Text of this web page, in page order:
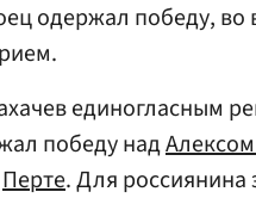
одержал победу,
единогласным
победу над
Перте. Для россиянина